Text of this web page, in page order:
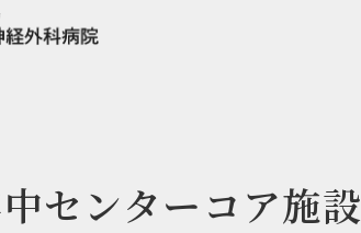
センターコア施設